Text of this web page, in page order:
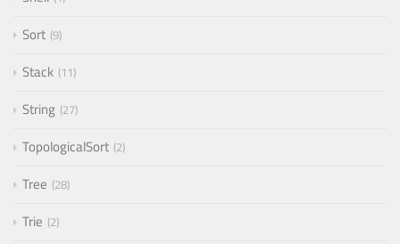
Sort 9
Stack 11
String 27
TopologicalSort 2
Tree 28
Trie 2